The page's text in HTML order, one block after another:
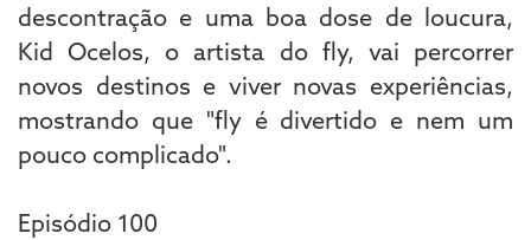
descontração e uma boa dose de loucura,
Kid Ocelos, o artista do fly, vai percorrer
novos destinos e viver novas experiências,
mostrando que "fly é divertido e nem um
pouco complicado".
Episódio 100